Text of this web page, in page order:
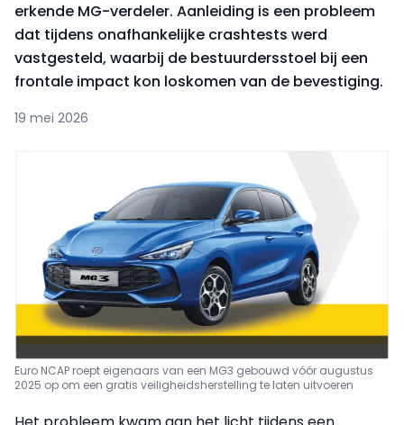
erkende MG-verdeler. Aanleiding is een probleem
dat tijdens onafhankelijke crashtests werd
vastgesteld, waarbij de bestuurdersstoel bij een
frontale impact kon loskomen van de bevestiging.
19 mei 2026
Euro NCAP roept eigenaars van een MG3 gebouwd vóór augustus
2025 op om een gratis veiligheidsherstelling te laten uitvoeren